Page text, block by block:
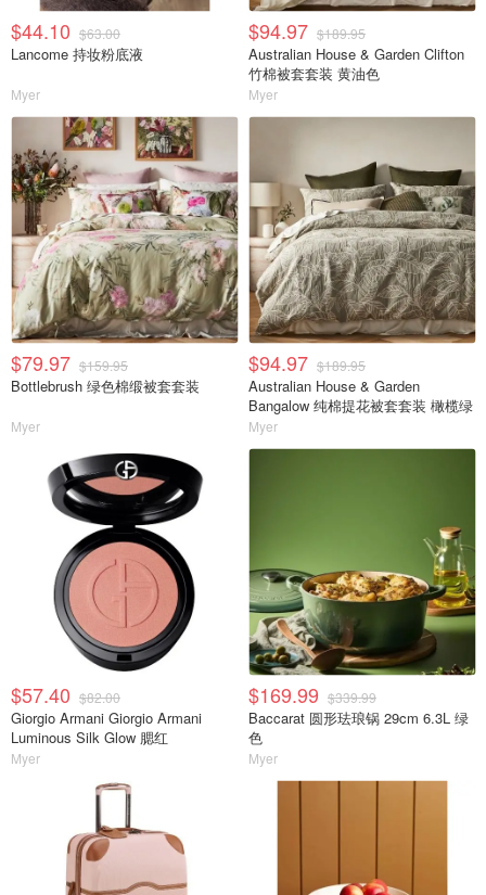
$44.10 $63.00
Lancome 持妆粉底液
Myer
$94.97 $189.95
Australian House & Garden Clifton
竹棉被套套装 黄油色
Myer
$79.97 $159.95
Bottlebrush 绿色棉缎被套套装
Myer
$94.97 $189.95
Australian House & Garden
Bangalow 纯棉提花被套套装 橄榄绿
Myer
$57.40 $82.00
Giorgio Armani Giorgio Armani
Luminous Silk Glow 腮红
Myer
$169.99 $339.99
Baccarat 圆形珐琅锅 29cm 6.3L 绿
色
Myer